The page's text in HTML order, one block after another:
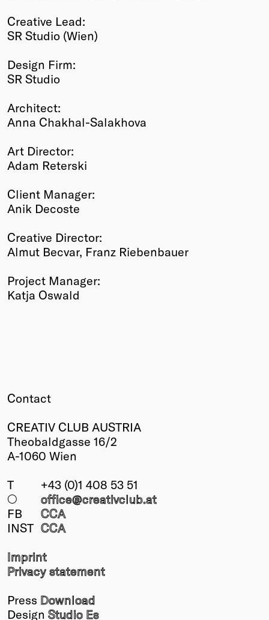
Creative Lead:
SR Studio (Wien)
Design Firm:
SR Studio
Architect:
Anna Chakhal-Salakhova
Art Director:
Adam Reterski
Client Manager:
Anik Decoste
Creative Director:
Almut Becvar, Franz Riebenbauer
Project Manager:
Katja Oswald
Contact
CREATIV CLUB AUSTRIA
Theobaldgasse 16/2
A-1060 Wien
T
+43 (0)1 408 53 51
○
office@creativclub.at
FB
CCA
INST CCA
Imprint
Privacy statement
Press Download
Design Studio Es